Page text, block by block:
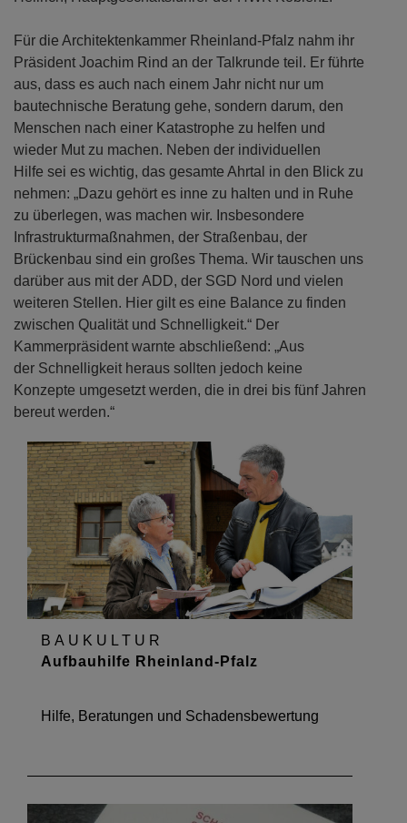
Für die Architektenkammer Rheinland-Pfalz nahm ihr
Präsident Joachim Rind an der Talkrunde teil. Er führte
aus, dass es auch nach einem Jahr nicht nur um
bautechnische Beratung gehe, sondern darum, den
Menschen nach einer Katastrophe zu helfen und
wieder Mut zu machen. Neben der individuellen
Hilfe sei es wichtig, das gesamte Ahrtal in den Blick zu
nehmen: „Dazu gehört es inne zu halten und in Ruhe
zu überlegen, was machen wir. Insbesondere
Infrastrukturmaßnahmen, der Straßenbau, der
Brückenbau sind ein großes Thema. Wir tauschen uns
darüber aus mit der ADD, der SGD Nord und vielen
weiteren Stellen. Hier gilt es eine Balance zu finden
zwischen Qualität und Schnelligkeit.“ Der
Kammerpräsident warnte abschließend: „Aus
der Schnelligkeit heraus sollten jedoch keine
Konzepte umgesetzt werden, die in drei bis fünf Jahren
BAUKULTUR